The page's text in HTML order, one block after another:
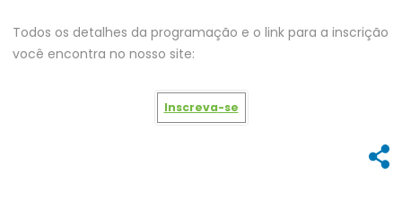
Todos os detalhes da programação e o link para a inscrição
você encontra no nosso site:
Inscreva-se